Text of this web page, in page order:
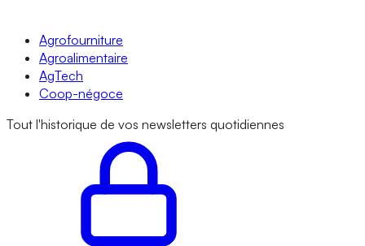
Agrofourniture
Agroalimentaire
AgTech
Coop-négoce
Tout l'historique de vos newsletters quotidiennes